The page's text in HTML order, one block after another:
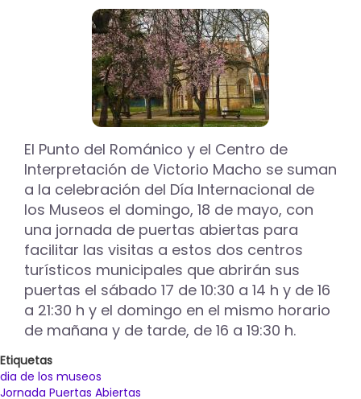
torno
al
Monte
el
Viejo
y
la
dársena
del
Canal
se
suman
al
programa
de
actividades
El Punto del Románico y el Centro de
Interpretación de Victorio Macho se suman
a la celebración del Día Internacional de
los Museos el domingo, 18 de mayo, con
una jornada de puertas abiertas para
facilitar las visitas a estos dos centros
turísticos municipales que abrirán sus
puertas el sábado 17 de 10:30 a 14 h y de 16
a 21:30 h y el domingo en el mismo horario
de mañana y de tarde, de 16 a 19:30 h.
Etiquetas
dia de los museos
Jornada Puertas Abiertas